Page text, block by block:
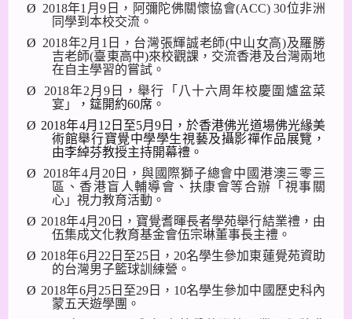
Ø 2018年1 月9 日，阿彌陀佛關懷協會(ACC) 30位非洲
同學到本校交流。
Ø 2018年2 月 1 日，台灣張輝誠老師(中山女高)及羅勝
吉老師(臺東高中)來校觀課，交流香港及台灣兩地
在自主學習的嘗試。
Ø
2018年2 月9 日，舉行「八十六周年校慶圍爐盆菜
宴」
，筵開約60席 。
Ø 2018年4月 12 日至5月9 日，於香港佛光道場佛光緣美
術館舉行寶覺中學學生視藝及攝影禪作品展覽，
由李綽芬教授主持開幕禮。
Ø
2018年4月 20日，與國際獅子總會中國港澳三零三
區、香港盲人輔導會、扶康會等合辦「視事關
心」視力教育活動。
Ø 2018年4月 20日，寶覺耆暉長者學苑舉行結業禮，由
伍集成文化教育基金會伍宗琳董事長主禮。
Ø 2018年6月 22 日至25日， 20名學生參加東蓮覺苑資助
的台灣男子籃球訓練營。
Ø 2018年6月 25日至29日， 10名學生參加中國歷史科內
蒙五天遊學團。